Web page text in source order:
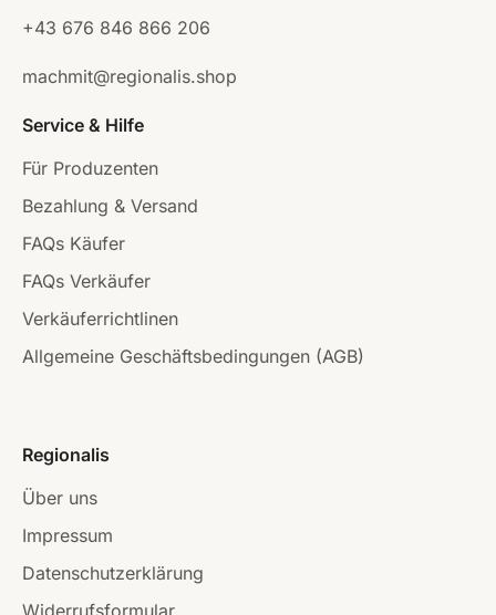
+43 676 846 866 206
machmit@regionalis.shop
Service & Hilfe
Für Produzenten
Bezahlung & Versand
FAQs Käufer
FAQs Verkäufer
Verkäuferrichtlinen
Allgemeine Geschäftsbedingungen (AGB)
Regionalis
Über uns
Impressum
Datenschutzerklärung
Widerrufsformular